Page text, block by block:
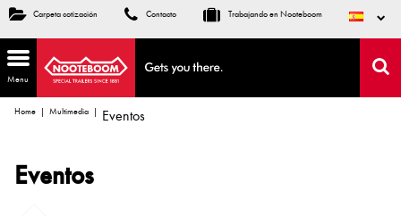
Carpeta cotización Contacto Trabajando en Nooteboom
Menu
Home Multimedia Eventos
Eventos